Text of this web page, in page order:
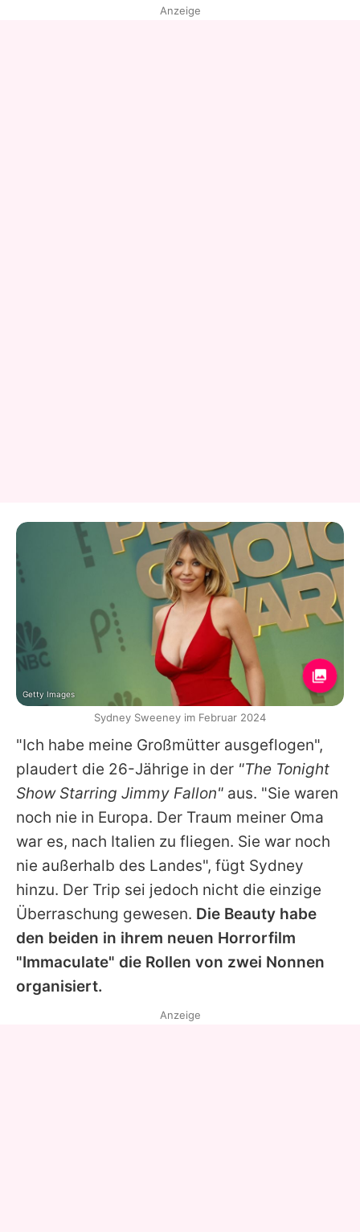
"Ich habe meine Großmütter ausgeflogen",
plaudert die 26-Jährige in der "The Tonight
Show Starring Jimmy Fallon" aus. "Sie waren
noch nie in Europa. Der Traum meiner Oma
war es, nach Italien zu fliegen. Sie war noch
nie außerhalb des Landes", fügt Sydney
hinzu. Der Trip sei jedoch nicht die einzige
Überraschung gewesen. Die Beauty habe
den beiden in ihrem neuen Horrorfilm
"Immaculate" die Rollen von zwei Nonnen
organisiert.
Anzeige
Getty Images
Sydney Sweeney im Februar 2024
Anzeige